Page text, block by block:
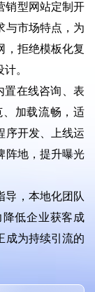
销型网站定制开
与市场特点，为
，拒绝模板化复
。
置在线咨询、表
、加载流畅，适
序开发、上线运
阵地，提升曝光
导，本地化团队
低企业获客成
成为持续引流的